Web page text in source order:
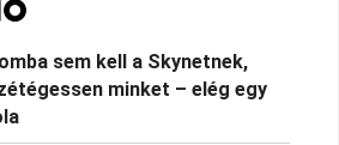
sem kell a Skynetnek,
minket – elég egy